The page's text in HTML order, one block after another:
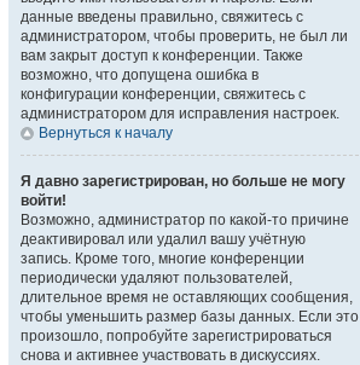
данные введены правильно, свяжитесь с
администратором, чтобы проверить, не был ли
вам закрыт доступ к конференции. Также
возможно, что допущена ошибка в
конфигурации конференции, свяжитесь с
администратором для исправления настроек.
Вернуться к началу
Я давно зарегистрирован, но больше не могу
войти!
Возможно, администратор по какой-то причине
деактивировал или удалил вашу учётную
запись. Кроме того, многие конференции
периодически удаляют пользователей,
длительное время не оставляющих сообщения,
чтобы уменьшить размер базы данных. Если это
произошло, попробуйте зарегистрироваться
снова и активнее участвовать в дискуссиях.